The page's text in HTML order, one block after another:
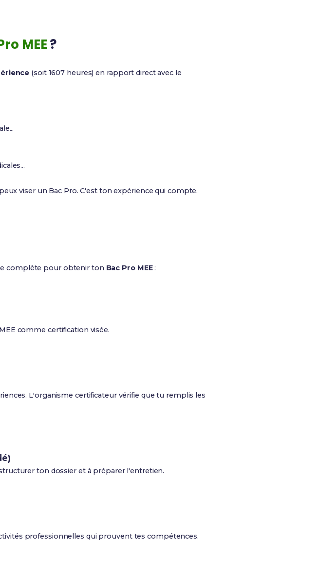
MEE?
(soit 1607 heures) en rapport direct avec le
viser un Bac Pro. C'est ton expérience qui compte,
complète pour obtenir ton Bac Pro MEE:
comme certification visée.
L'organisme certificateur vérifie que tu remplis les
ton dossier et à préparer l'entretien.
professionnelles qui prouvent tes compétences.